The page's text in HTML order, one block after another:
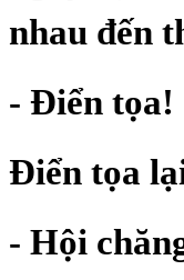
nhau đến
- Điển tọa!
Điển tọa
- Hội